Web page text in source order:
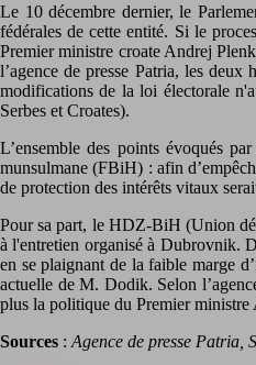
Le 10 décembre dernier, le
fédérales de cette entité. Si le
Premier ministre croate Andrej
l’agence de presse Patria, les
modifications de la loi électorale
Serbes et Croates).
L’ensemble des points évoqués
munsulmane (FBiH) : afin
de protection des intérêts vitaux
Pour sa part, le HDZ-BiH (Union
à l'entretien organisé à Dubrovnik.
en se plaignant de la faible marge
actuelle de M. Dodik. Selon
plus la politique du Premier
Sources : Agence de presse Patria,